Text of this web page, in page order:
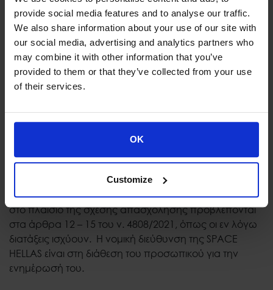
provide social media features and to analyse our traffic.
We also share information about your use of our site with
our social media, advertising and analytics partners who
may combine it with other information that you’ve
provided to them or that they’ve collected from your use
of their services.
OK
Customize
την πολιτική αυτή που είναι ελεύθερα προσβάσιμη
ηλεκτρονικά και έντυπα πληροφορεί το προσωπικό για
τα στοιχεία των αρμοδίων διοικητικών αρχών, στις
οποίες έχει δικαίωμα να προσφύγει κάθε θιγόμενο
πρόσωπο (και συγκεκριμένα: Επιθεώρηση Εργασίας,
Συνήγορος του Πολίτη), ιδίως δε πληροφορεί και για:
- Την τηλεφωνική γραμμή καταγγελιών ΣΕΠΕ μέσω
επίσης και
- Την υπηρεσία άμεσης ψυχολογικής και
έμφυλης βίας, με επικοινωνία στη: Γραμμή SOS 15900.
Τα δικαιώματα και οι συνέπειες της μη συμμόρφωσης
στο πλαίσιο της σχέσης απασχόλησης προβλέπονται
στα άρθρα 12 – 15 του ν. 4808/2021, όπως οι εν λόγω
διατάξεις ισχύουν. Η νομική διεύθυνση της SPACE
HELLAS είναι στη διάθεση του προσωπικού για την
ενημέρωσή του.